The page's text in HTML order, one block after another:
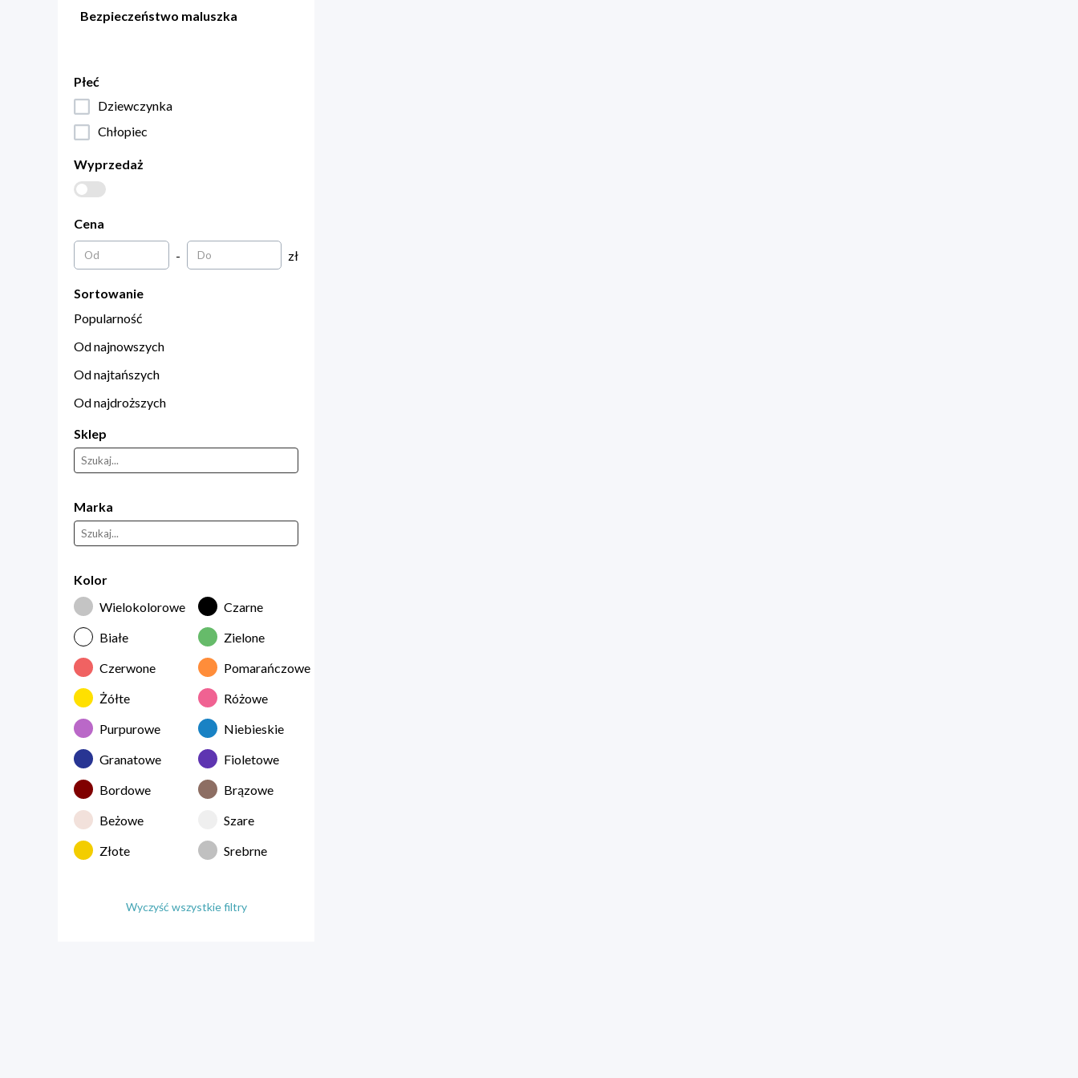
Bezpieczeństwo maluszka
Płeć
Dziewczynka
Chłopiec
Wyprzedaż
Cena
- zł
Sortowanie
Popularność
Od najnowszych
Od najtańszych
Od najdroższych
Sklep
Marka
Kolor
Wielokolorowe
Czarne
Białe
Zielone
Czerwone
Pomarańczowe
Żółte
Różowe
Purpurowe
Niebieskie
Granatowe
Fioletowe
Bordowe
Brązowe
Beżowe
Szare
Złote
Srebrne
Wyczyść wszystkie filtry